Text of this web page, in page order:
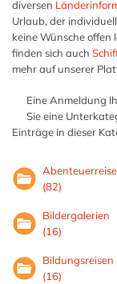
diversen
Urlaub, der
keine Wünsche offen
finden sich auch
mehr auf unserer
Eine Anmeldung
Sie eine
Einträge in dieser
(82)
Bildergalerien
(16)
Bildungsreisen
(16)